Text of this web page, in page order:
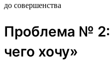
до совершенства
Проблема №
чего хочу»